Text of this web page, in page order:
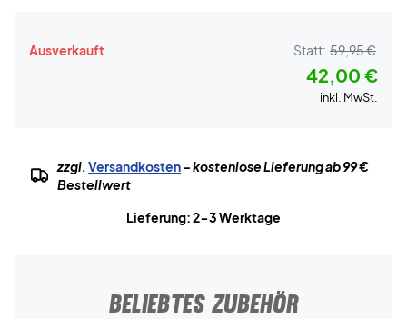
Ausverkauft Statt: 59,95 €
42,00 €
inkl. MwSt.
zzgl.Versandkosten– kostenlose Lieferung ab 99 €
Bestellwert
Lieferung: 2-3 Werktage
BELIEBTES ZUBEHÖR